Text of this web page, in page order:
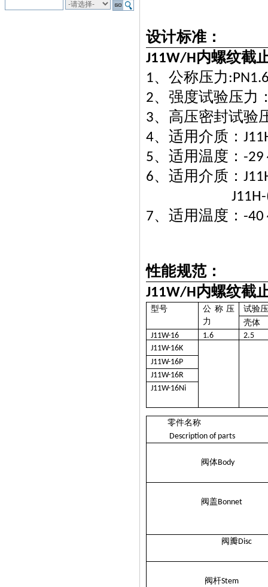
设计标准：
J11W/H 内螺纹截
1、公称压力
2、强度试验压力
3、高压密封试验
4、适用介质：
5、适用温度： -29
6、适用介质：
7、适用温度： -40
性能规范：
J11W/H 内螺纹截
型号
公称压
力
试验
壳体
J11W-16
J11W-16K
1.6 2.5
J11W-16P
J11W-16R
J11W-16Ni
零件名称
Description of parts
阀体Body
阀盖Bonnet
阀瓣Disc
阀杆Stem